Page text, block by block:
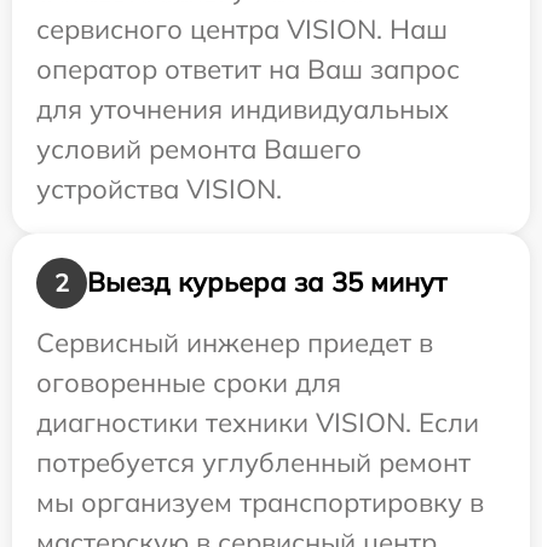
сервисного центра VISION. Наш
оператор ответит на Ваш запрос
для уточнения индивидуальных
условий ремонта Вашего
устройства VISION.
2
Выезд курьера за 35 минут
Сервисный инженер приедет в
оговоренные сроки для
диагностики техники VISION. Если
потребуется углубленный ремонт
мы организуем транспортировку в